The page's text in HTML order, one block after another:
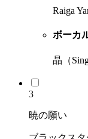
Raiga
ボーカ
晶（
3
暁の願い